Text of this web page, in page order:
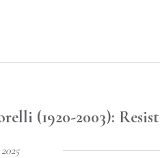
(1920-2003):